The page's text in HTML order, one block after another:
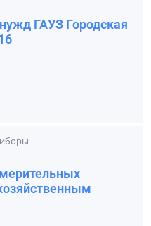
ГАУЗ Городская